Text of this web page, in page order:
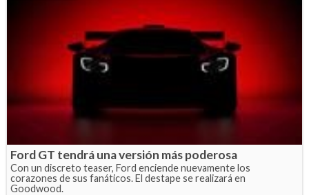
Ford GT tendrá una versión más poderosa
Con un discreto teaser, Ford enciende nuevamente los
corazones de sus fanáticos. El destape se realizará en
Goodwood.